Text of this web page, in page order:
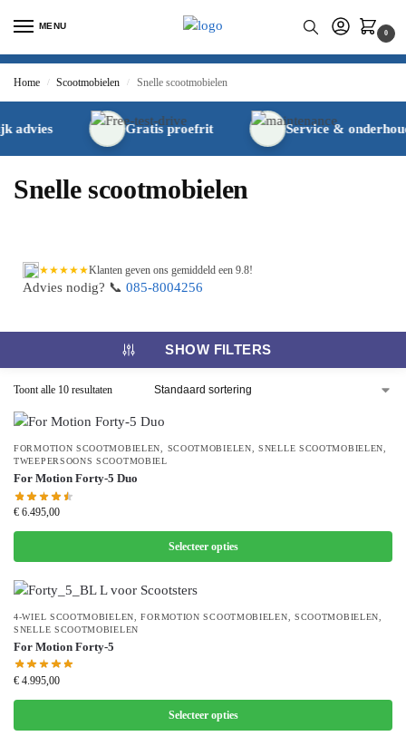
MENU
0
Home / Scootmobielen / Snelle scootmobielen
Gratis proefrit Service & onderhoud
Snelle scootmobielen
★★★★★Klanten geven ons gemiddeld een 9.8!
Advies nodig? 📞 085-8004256
SHOW FILTERS
Toont alle 10 resultaten
FORMOTION SCOOTMOBIELEN SCOOTMOBIELEN ,SNELLE SCOOTMOBIELEN
TWEEPERSOONS SCOOTMOBIEL
For Motion Forty-5 Duo
€ 6.495,00
Selecteer opties
4-WIEL SCOOTMOBIELEN ,FORMOTION SCOOTMOBIELEN SCOOTMOBIELEN
SNELLE SCOOTMOBIELEN
For Motion Forty-5
€ 4.995,00
Selecteer opties